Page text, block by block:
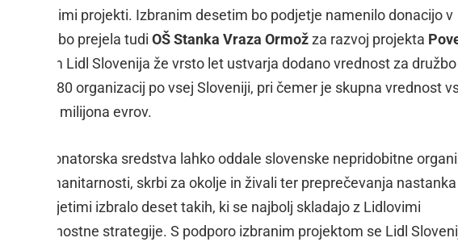
prijavljenimi projekti. Izbranim desetim bo podjetje namenilo donacijo v
bo prejela tudi OŠ Stanka Vraza Ormožza razvoj projekta
Lidl Slovenija že vrsto let ustvarja dodano vrednost za
več kot 80 organizacij po vsej Sloveniji, pri čemer je skupna vrednost
kot dva milijona evrov.
za donatorska sredstva lahko oddale slovenske nepridobitne
in humanitarnosti, skrbi za okolje in živali ter preprečevanja nastanka
med prejetimi izbralo deset takih, ki se najbolj skladajo z Lidlovimi
trajnostne strategije. S podporo izbranim projektom se Lidl